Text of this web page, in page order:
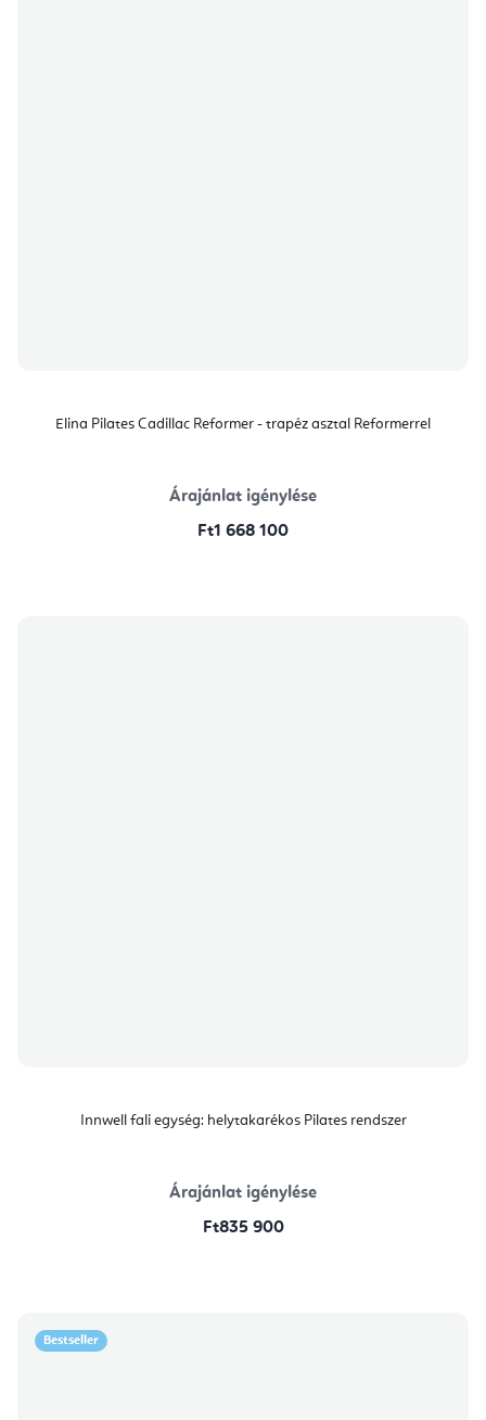
Elina Pilates Cadillac Reformer - trapéz asztal Reformerrel
Árajánlat igénylése
Ft1 668 100
Innwell fali egység: helytakarékos Pilates rendszer
Árajánlat igénylése
Ft835 900
Bestseller